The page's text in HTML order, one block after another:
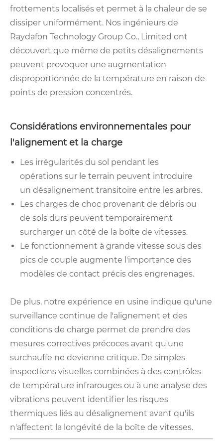
frottements localisés et permet à la chaleur de se
dissiper uniformément. Nos ingénieurs de
Raydafon Technology Group Co., Limited ont
découvert que même de petits désalignements
peuvent provoquer une augmentation
disproportionnée de la température en raison de
points de pression concentrés.
Considérations environnementales pour
l'alignement et la charge
Les irrégularités du sol pendant les
opérations sur le terrain peuvent introduire
un désalignement transitoire entre les arbres.
Les charges de choc provenant de débris ou
de sols durs peuvent temporairement
surcharger un côté de la boîte de vitesses.
Le fonctionnement à grande vitesse sous des
pics de couple augmente l'importance des
modèles de contact précis des engrenages.
De plus, notre expérience en usine indique qu'une
surveillance continue de l'alignement et des
conditions de charge permet de prendre des
mesures correctives précoces avant qu'une
surchauffe ne devienne critique. De simples
inspections visuelles combinées à des contrôles
de température infrarouges ou à une analyse des
vibrations peuvent identifier les risques
thermiques liés au désalignement avant qu'ils
n'affectent la longévité de la boîte de vitesses.